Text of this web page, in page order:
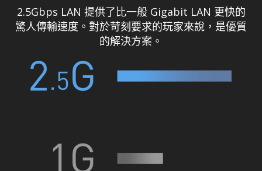
2.5Gbps LAN 提供了比一般 Gigabit LAN 更快的
驚人傳輸速度。對於苛刻要求的玩家來說，是優質
的解決方案。